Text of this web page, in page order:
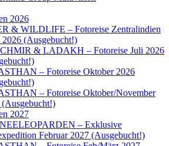
2026
& WILDLIFE – Fotoreise Zentralindien
(Ausgebucht!)
& LADAKH – Fotoreise Juli 2026
– Fotoreise Oktober 2026
– Fotoreise Oktober/November
(Ausgebucht!)
2027
– Exklusive
Februar 2027 (Ausgebucht!)